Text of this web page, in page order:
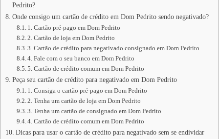
Pedrito?
Onde consigo um cartão de crédito em Dom Pedrito sendo negativado?
1. Cartão pré-pago em Dom Pedrito
2. Cartão de loja em Dom Pedrito
3. Cartão de crédito para negativado consignado em Dom Pedrito
4. Fale com o seu banco em Dom Pedrito
5. Cartão de crédito comum em Dom Pedrito
Peça seu cartão de crédito para negativado em Dom Pedrito
1. Consiga o cartão pré-pago em Dom Pedrito
2. Tenha um cartão de loja em Dom Pedrito
3. Tenha um cartão de consignado em Dom Pedrito
4. Cartão de crédito comum em Dom Pedrito
Dicas para usar o cartão de crédito para negativado sem se endividar